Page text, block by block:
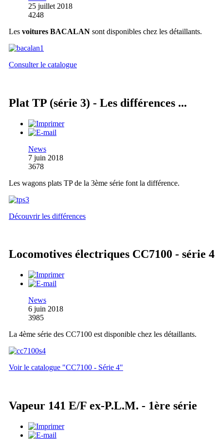
25 juillet 2018
4248
Les voitures BACALAN sont disponibles chez les détaillants.
Consulter le catalogue
Plat TP (série 3) - Les différences ...
News
7 juin 2018
3678
Les wagons plats TP de la 3ème série font la différence.
Découvrir les différences
Locomotives électriques CC7100 - série 4
News
6 juin 2018
3985
La 4ème série des CC7100 est disponible chez les détaillants.
Voir le catalogue "CC7100 - Série 4"
Vapeur 141 E/F ex-P.L.M. - 1ère série